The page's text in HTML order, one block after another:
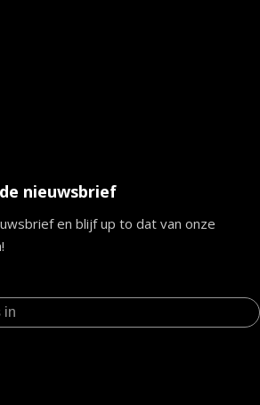
nieuwsbrief
en blijf up to dat van onze